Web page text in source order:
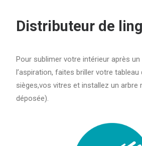
Distributeur de
Pour sublimer votre intérieur après
l’aspiration, faites briller votre tableau
sièges,vos vitres et installez un arbre
déposée).